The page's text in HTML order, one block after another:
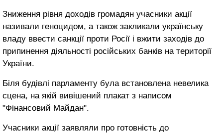
Зниження рівня доходів громадян учасники акції
називали геноцидом, а також закликали українську
владу ввести санкції проти Росії і вжити заходів до
припинення діяльності російських банків на території
України.
Біля будівлі парламенту була встановлена невелика
сцена, на якій вивішений плакат з написом
"Фінансовий Майдан".
Учасники акції заявляли про готовність до